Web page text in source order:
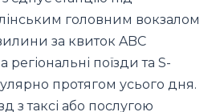
головним вокзалом
за квиток ABC
регіональні поїзди та S-
протягом усього дня.
з таксі або послугою